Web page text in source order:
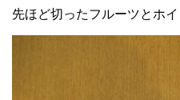
先ほど切ったフルーツとホ